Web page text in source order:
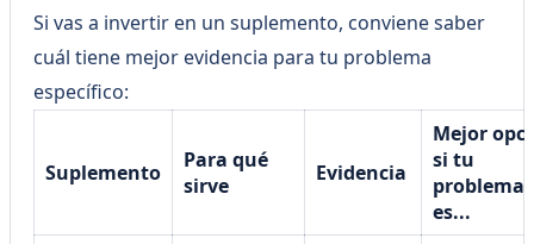
Si vas a invertir en un suplemento, conviene saber
cuál tiene mejor evidencia para tu problema
específico:
Suplemento
Para qué
sirve
Evidencia
Mejor
si tu
problema
es...